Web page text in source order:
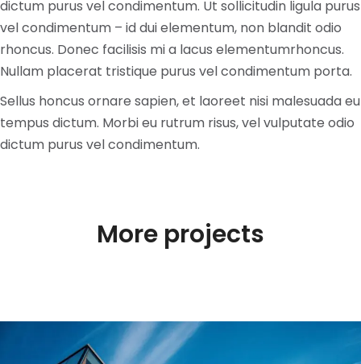
dictum purus vel condimentum. Ut sollicitudin ligula purus
vel condimentum – id dui elementum, non blandit odio
rhoncus. Donec facilisis mi a lacus elementumrhoncus.
Nullam placerat tristique purus vel condimentum porta.
Sellus honcus ornare sapien, et laoreet nisi malesuada eu
tempus dictum. Morbi eu rutrum risus, vel vulputate odio
dictum purus vel condimentum.
More projects